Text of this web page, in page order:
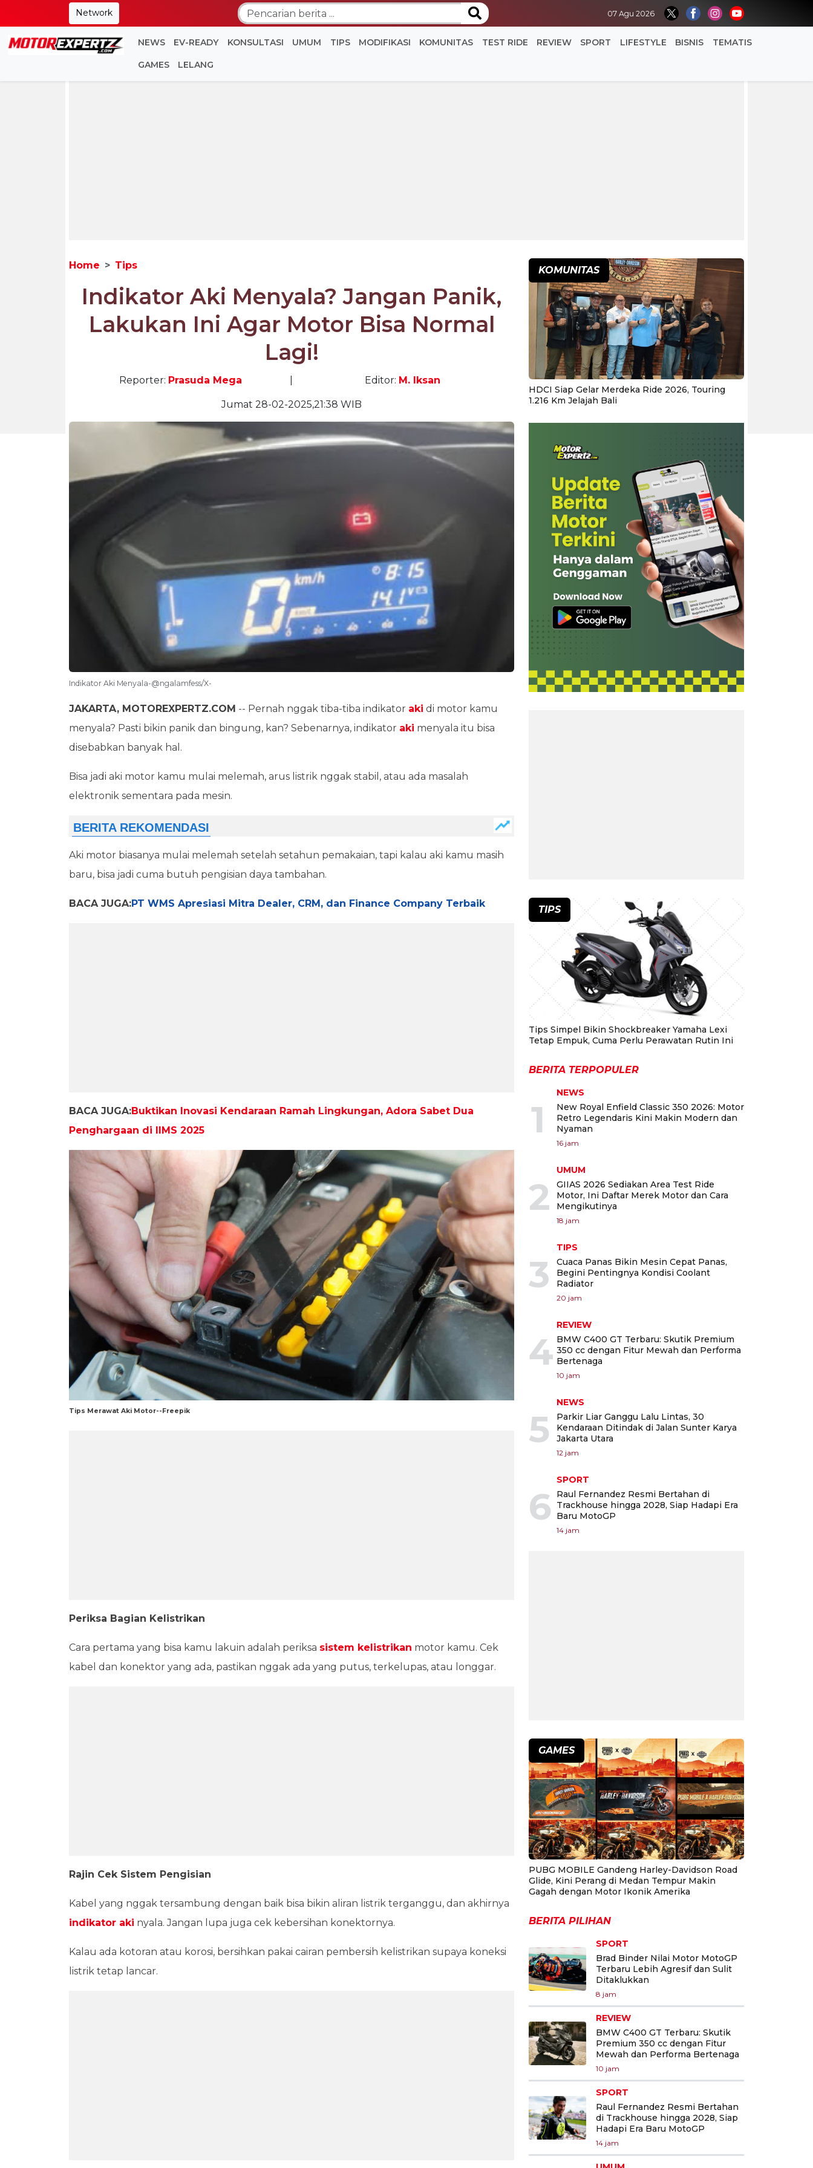
Network 07 Agu 2026
NEWS EV-READY KONSULTASI UMUM TIPS MODIFIKASI KOMUNITAS TEST RIDE REVIEW SPORT LIFESTYLE BISNIS TEMATIS
GAMES LELANG
Home Tips
Indikator Aki Menyala? Jangan Panik,
Lakukan Ini Agar Motor Bisa Normal
Lagi!
Reporter: Prasuda Mega Editor: M. Iksan
Jumat 28-02-2025,21:38 WIB
Indikator Aki Menyala-@ngalamfess/X-
JAKARTA, MOTOREXPERTZ.COM -- Pernah nggak tiba-tiba indikator aki di motor kamu
menyala? Pasti bikin panik dan bingung, kan? Sebenarnya, indikator aki menyala itu bisa
disebabkan banyak hal.
Bisa jadi aki motor kamu mulai melemah, arus listrik nggak stabil, atau ada masalah
elektronik sementara pada mesin.
Aki motor biasanya mulai melemah setelah setahun pemakaian, tapi kalau aki kamu masih
baru, bisa jadi cuma butuh pengisian daya tambahan.
BACA JUGA:PT WMS Apresiasi Mitra Dealer, CRM, dan Finance Company Terbaik
BACA JUGA:Buktikan Inovasi Kendaraan Ramah Lingkungan, Adora Sabet Dua
Penghargaan di IIMS 2025
Tips Merawat Aki Motor--Freepik
Periksa Bagian Kelistrikan
Cara pertama yang bisa kamu lakuin adalah periksa sistem kelistrikan motor kamu. Cek
kabel dan konektor yang ada, pastikan nggak ada yang putus, terkelupas, atau longgar.
Rajin Cek Sistem Pengisian
Kabel yang nggak tersambung dengan baik bisa bikin aliran listrik terganggu, dan akhirnya
indikator aki nyala. Jangan lupa juga cek kebersihan konektornya.
Kalau ada kotoran atau korosi, bersihkan pakai cairan pembersih kelistrikan supaya koneksi
listrik tetap lancar.
KOMUNITAS
HDCI Siap Gelar Merdeka Ride 2026, Touring
1.216 Km Jelajah Bali
TIPS
Tips Simpel Bikin Shockbreaker Yamaha Lexi
Tetap Empuk, Cuma Perlu Perawatan Rutin Ini
BERITA TERPOPULER
1
NEWS
New Royal Enfield Classic 350 2026: Motor
Retro Legendaris Kini Makin Modern dan
Nyaman
16 jam
2
UMUM
GIIAS 2026 Sediakan Area Test Ride
Motor, Ini Daftar Merek Motor dan Cara
Mengikutinya
18 jam
3
TIPS
Cuaca Panas Bikin Mesin Cepat Panas,
Begini Pentingnya Kondisi Coolant
Radiator
20 jam
4
REVIEW
BMW C400 GT Terbaru: Skutik Premium
350 cc dengan Fitur Mewah dan Performa
Bertenaga
10 jam
5
NEWS
Parkir Liar Ganggu Lalu Lintas, 30
Kendaraan Ditindak di Jalan Sunter Karya
Jakarta Utara
12 jam
6
SPORT
Raul Fernandez Resmi Bertahan di
Trackhouse hingga 2028, Siap Hadapi Era
Baru MotoGP
14 jam
GAMES
PUBG MOBILE Gandeng Harley-Davidson Road
Glide, Kini Perang di Medan Tempur Makin
Gagah dengan Motor Ikonik Amerika
BERITA PILIHAN
SPORT
Brad Binder Nilai Motor MotoGP
Terbaru Lebih Agresif dan Sulit
Ditaklukkan
8 jam
REVIEW
BMW C400 GT Terbaru: Skutik
Premium 350 cc dengan Fitur
Mewah dan Performa Bertenaga
10 jam
SPORT
Raul Fernandez Resmi Bertahan
di Trackhouse hingga 2028, Siap
Hadapi Era Baru MotoGP
14 jam